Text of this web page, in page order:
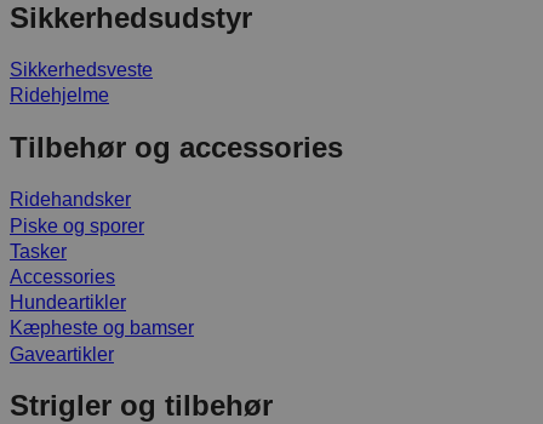
Sikkerhedsudstyr
Sikkerhedsveste
Ridehjelme
Tilbehør og accessories
Ridehandsker
Piske og sporer
Tasker
Accessories
Hundeartikler
Kæpheste og bamser
Gaveartikler
Strigler og tilbehør